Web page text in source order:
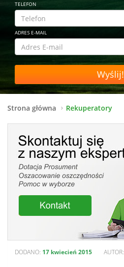
TELEFON
ADRES E-MAIL
Wyślij!
Strona główna Rekuperatory
DODANO: 17 kwiecień 2015 AUTOR: